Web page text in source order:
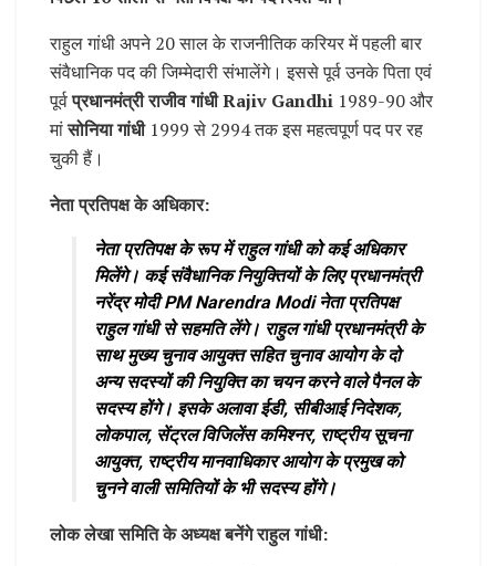
राहुल गांधी अपने 20 साल के राजनीतिक करियर में पहली बार
संवैधानिक पद की जिम्मेदारी संभालेंगे। इससे पूर्व उनके पिता एवं
पूर्वप्रधानमंत्री राजीव गांधी Rajiv Gandhi 1989-90 और
मांसोनिया गांधी1999 से 2994 तक इस महत्वपूर्ण पद पर रह
चुकी हैं।
नेता प्रतिपक्ष के अधिकार:
नेता प्रतिपक्ष के रूप में राहुल गांधी को कई अधिकार
मिलेंगे। कई संवैधानिक नियुक्तियों के लिए प्रधानमंत्री
नरेंद्र मोदी PM Narendra Modi नेता प्रतिपक्ष
राहुल गांधी से सहमति लेंगे। राहुल गांधी प्रधानमंत्री के
साथ मुख्य चुनाव आयुक्त सहित चुनाव आयोग के दो
अन्य सदस्यों की नियुक्ति का चयन करने वाले पैनल के
सदस्य होंगे। इसके अलावा ईडी, सीबीआई निदेशक,
लोकपाल, सेंट्रल विजिलेंस कमिश्नर, राष्ट्रीय सूचना
आयुक्त, राष्ट्रीय मानवाधिकार आयोग के प्रमुख को
चुनने वाली समितियों के भी सदस्य होंगे।
लोक लेखा समिति के अध्यक्ष बनेंगे राहुल गांधी: